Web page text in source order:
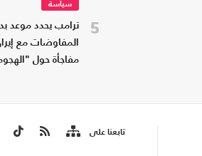
5
سياسة
ترامب يحدد موعد
المفاوضات مع
مفاجأة حول
تابعنا على